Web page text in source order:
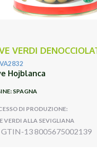
VERDI
Hojblanca
SPAGNA
DI PRODUZIONE:
VERDI ALLA SEVIGLIANA
GTIN-13 8005675002139